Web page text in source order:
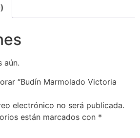
aún.
“Budín Marmolado Victoria
electrónico no será publicada.
están marcados con *